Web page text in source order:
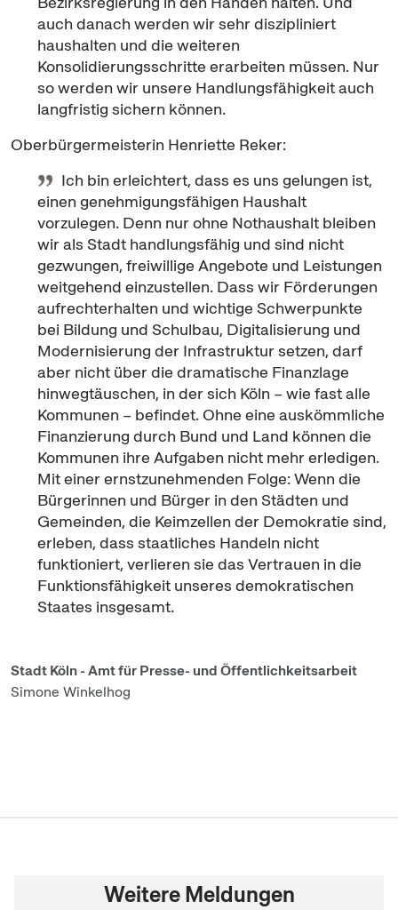
auch danach werden wir sehr diszipliniert
haushalten und die weiteren
Konsolidierungsschritte erarbeiten müssen. Nur
so werden wir unsere Handlungsfähigkeit auch
langfristig sichern können.
Oberbürgermeisterin Henriette Reker:
Ich bin erleichtert, dass es uns gelungen ist,
einen genehmigungsfähigen Haushalt
vorzulegen. Denn nur ohne Nothaushalt bleiben
wir als Stadt handlungsfähig und sind nicht
gezwungen, freiwillige Angebote und Leistungen
weitgehend einzustellen. Dass wir Förderungen
aufrechterhalten und wichtige Schwerpunkte
bei Bildung und Schulbau, Digitalisierung und
Modernisierung der Infrastruktur setzen, darf
aber nicht über die dramatische Finanzlage
hinwegtäuschen, in der sich Köln – wie fast alle
Kommunen – befindet. Ohne eine auskömmliche
Finanzierung durch Bund und Land können die
Kommunen ihre Aufgaben nicht mehr erledigen.
Mit einer ernstzunehmenden Folge: Wenn die
Bürgerinnen und Bürger in den Städten und
Gemeinden, die Keimzellen der Demokratie sind,
erleben, dass staatliches Handeln nicht
funktioniert, verlieren sie das Vertrauen in die
Funktionsfähigkeit unseres demokratischen
Staates insgesamt.
Stadt Köln - Amt für Presse- und Öffentlichkeitsarbeit
Simone Winkelhog
Weitere Meldungen